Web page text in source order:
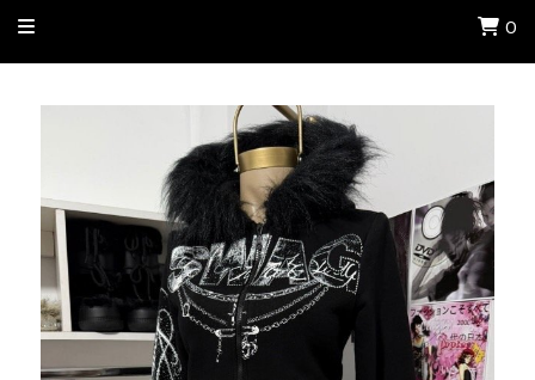
0